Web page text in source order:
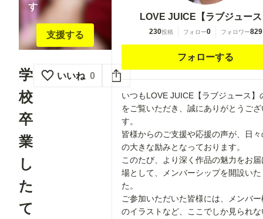
す
支援する
学
校
卒
業
し
た
て
いいね 0
LOVE JUICE【ラブジュー
230投稿 フォロー0 フォロワー829
フォローする
いつもLOVE JUICE【ラブジュース】
をご覧いただき、誠にありがとうご
す。
皆様からのご支援や応援の声が、日
の大きな励みとなっております。
このたび、より深く作品の魅力をお
場として、メンバーシップを開設い
た。
ご参加いただいた皆様には、メンバ
のイラストなど、ここでしか見られ